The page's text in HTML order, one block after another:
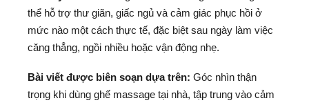
thể hỗ trợ thư giãn, giấc ngủ và cảm giác phục hồi ở
mức nào một cách thực tế, đặc biệt sau ngày làm việc
căng thẳng, ngồi nhiều hoặc vận động nhẹ.
Bài viết được biên soạn dựa trên: Góc nhìn thận
trọng khi dùng ghế massage tại nhà, tập trung vào cảm